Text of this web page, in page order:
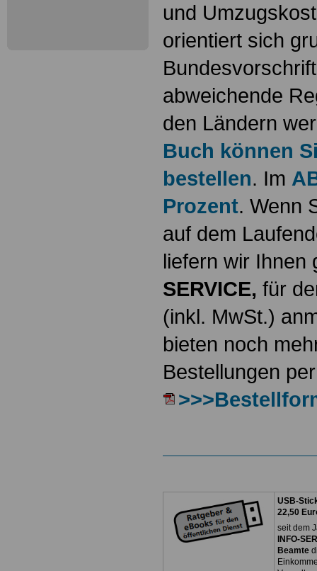
und
orientiert sich
abweichende
den Ländern
Buch können
bestellen. Im
Prozent. Wenn
auf dem
liefern wir
SERVICE, für
(inkl. MwSt.)
bieten noch
Bestellungen
USB-
22,50
seit dem
INFO-
Beamte